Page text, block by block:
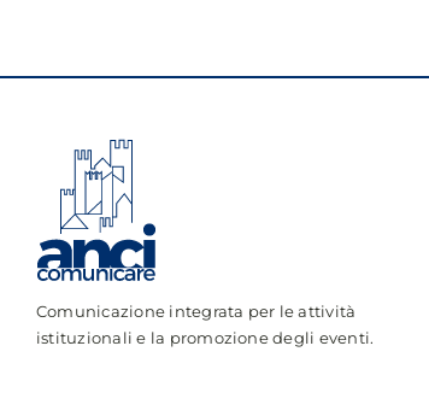
Comunicazione integrata per le attività
istituzionali e la promozione degli eventi.